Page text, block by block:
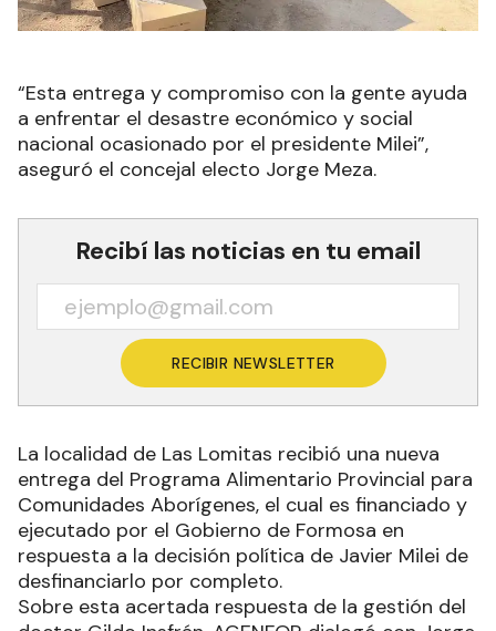
“Esta entrega y compromiso con la gente ayuda
a enfrentar el desastre económico y social
nacional ocasionado por el presidente Milei”,
aseguró el concejal electo Jorge Meza.
Recibí las noticias en tu email
RECIBIR NEWSLETTER
La localidad de Las Lomitas recibió una nueva
entrega del Programa Alimentario Provincial para
Comunidades Aborígenes, el cual es financiado y
ejecutado por el Gobierno de Formosa en
respuesta a la decisión política de Javier Milei de
desfinanciarlo por completo.
Sobre esta acertada respuesta de la gestión del